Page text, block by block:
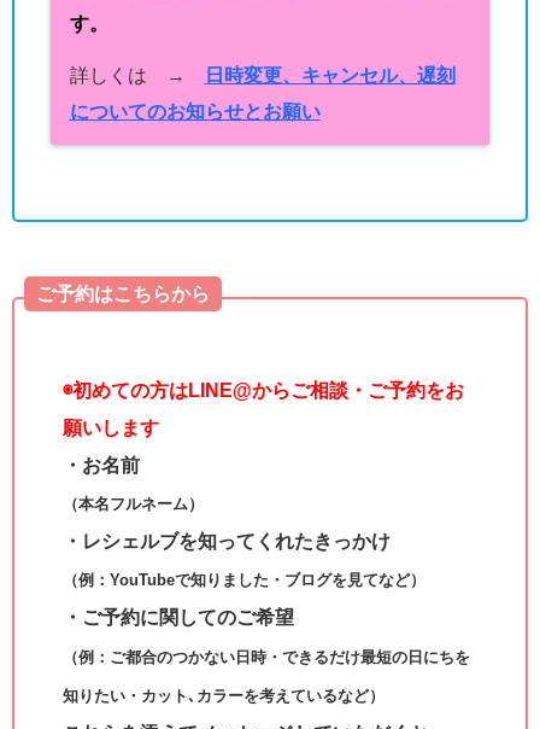
す。
詳しくは →
日時変更、キャンセル、遅刻
についてのお知らせとお願い
ご予約はこちらから
◉初めての方はLINE@からご相談・ご予約をお
願いします
・お名前
（本名フルネーム）
・レシェルブを知ってくれたきっかけ
（例：YouTubeで知りました・ブログを見てなど）
・ご予約に関してのご希望
（例：ご都合のつかない日時・できるだけ最短の日にちを
知りたい・カット､カラーを考えているなど）